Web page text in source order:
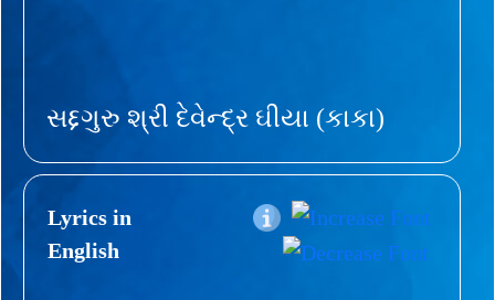
સદ્દગુરુ શ્રી દેવેન્દ્ર ઘીયા (કાકા)
Lyrics in
English